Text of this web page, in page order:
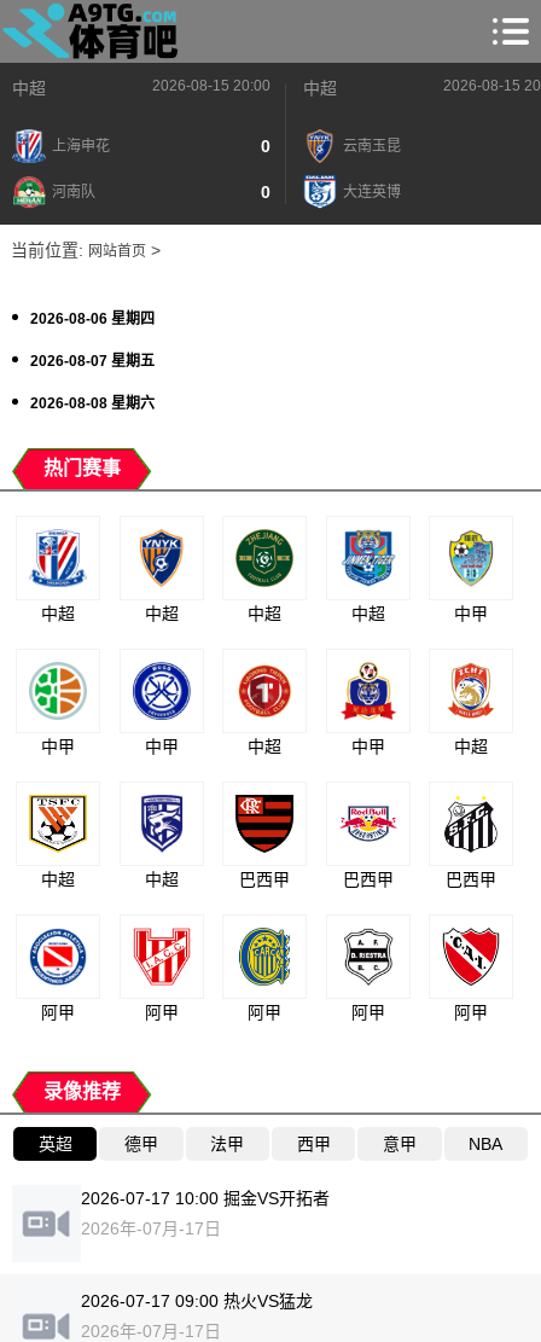
中超 2026-08-15 20:00
上海申花 0
河南队 0
中超 2026-08-15
云南玉昆
大连英博
当前位置: 网站首页>
2026-08-06 星期四
2026-08-07 星期五
2026-08-08 星期六
热门赛事
中超 中超 中超 中超 中甲
中甲 中甲 中超 中甲 中超
中超 中超 巴西甲 巴西甲 巴西甲
阿甲 阿甲 阿甲 阿甲 阿甲
录像推荐
英超 德甲 法甲 西甲 意甲 NBA
2026-07-17 10:00 掘金VS开拓者
2026年-07月-17日
2026-07-17 09:00 热火VS猛龙
2026年-07月-17日